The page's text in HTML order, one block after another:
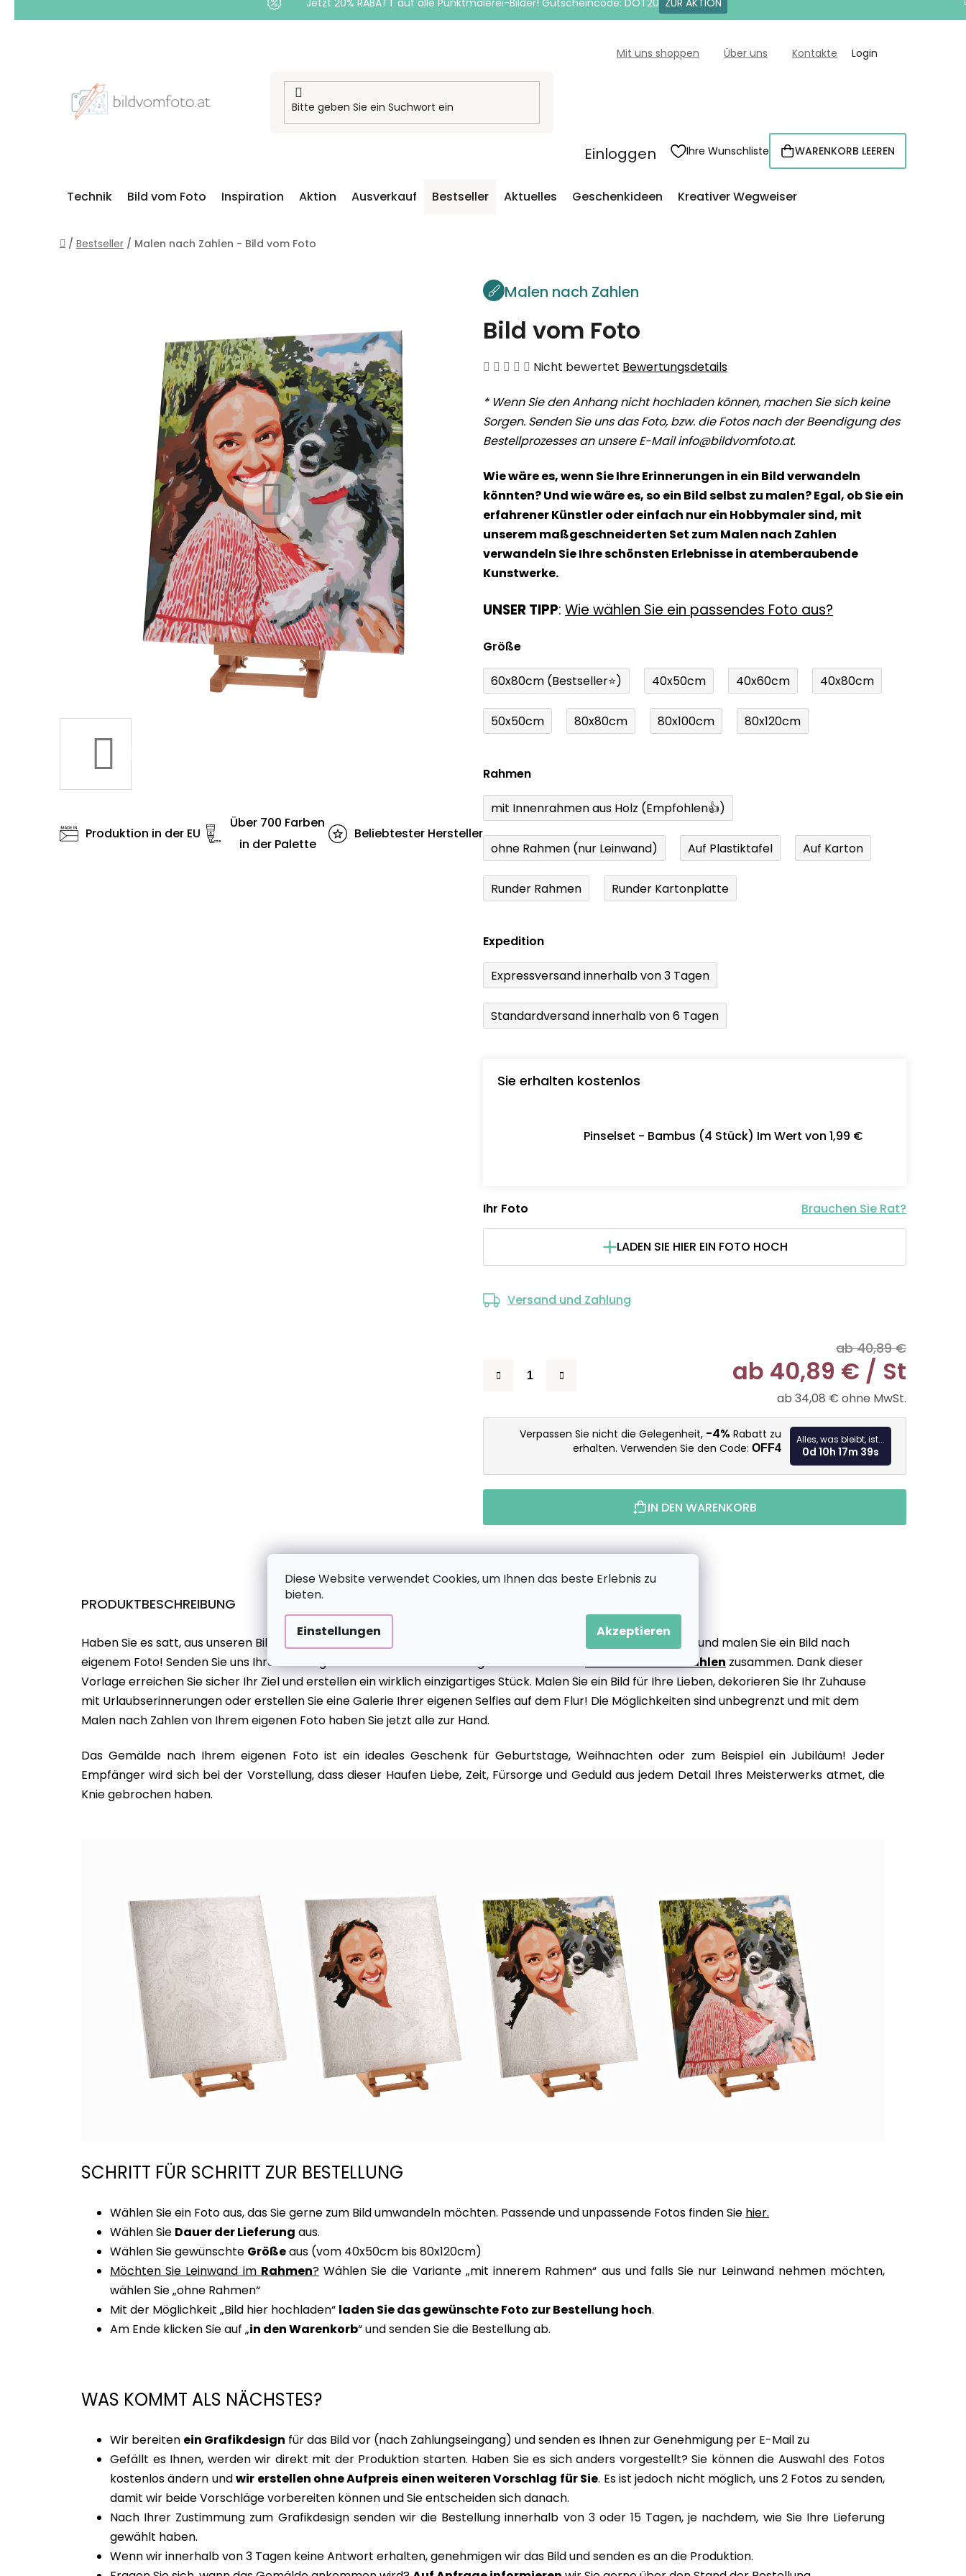
Diese Website verwendet Cookies, um Ihnen das beste Erlebnis zu
bieten.
Einstellungen Akzeptieren
Jetzt 20% RABATT auf alle Punktmalerei-Bilder! Gutscheincode: DOT20 ZUR AKTION
Mit uns shoppen Über uns Kontakte Login
Einloggen Ihre Wunschliste WARENKORB
WARENKORB LEEREN
Technik Bild vom Foto Inspiration Aktion Ausverkauf Bestseller Aktuelles Geschenkideen Kreativer Wegweiser
Startseite
/ Bestseller / Malen nach Zahlen - Bild vom Foto
Malen nach Zahlen
Bild vom Foto
Die
Produktbewertung
ist
0,0
5
Sternen.
Nicht bewertet Bewertungsdetails
* Wenn Sie den Anhang nicht hochladen können, machen Sie sich keine
Sorgen. Senden Sie uns das Foto, bzw. die Fotos nach der Beendigung des
Bestellprozesses an unsere E-Mail info@bildvomfoto.at.
Wie wäre es, wenn Sie Ihre Erinnerungen in ein Bild verwandeln
könnten? Und wie wäre es, so ein Bild selbst zu malen? Egal, ob Sie ein
erfahrener Künstler oder einfach nur ein Hobbymaler sind, mit
unserem maßgeschneiderten Set zum Malen nach Zahlen
verwandeln Sie Ihre schönsten Erlebnisse in atemberaubende
Kunstwerke.
UNSER TIPP: Wie wählen Sie ein passendes Foto aus?
Größe
60x80cm (Bestseller⭐) 40x50cm 40x60cm 40x80cm
50x50cm 80x80cm 80x100cm 80x120cm
Rahmen
mit Innenrahmen aus Holz (Empfohlen👍)
ohne Rahmen (nur Leinwand) Auf Plastiktafel Auf Karton
Runder Rahmen Runder Kartonplatte
Expedition
Expressversand innerhalb von 3 Tagen
Standardversand innerhalb von 6 Tagen
Sie erhalten kostenlos
Pinselset - Bambus (4 Stück) Im Wert von 1,99 €
Ihr Foto Brauchen Sie Rat?
LADEN SIE HIER EIN FOTO HOCH
Versand und Zahlung
ab 40,89 €
ab 40,89 € / St
ab 34,08 € ohne MwSt.
Verpassen Sie nicht die Gelegenheit, -4% Rabatt zu
erhalten. Verwenden Sie den Code: OFF4
Alles, was bleibt, ist...
0d 10h 17m 38s
IN DEN WARENKORB
Produktion in der EU
Über 700 Farben
in der Palette
Beliebtester Hersteller
PRODUKTBESCHREIBUNG
Haben Sie es satt, aus unseren Bildvorlagen zu wählen? Erstellen wir also ein Kunstwerk, das nur Ihnen gehört, und malen Sie ein Bild nach
eigenem Foto! Senden Sie uns Ihren Lieblingsfoto und wir stellen Ihre eigene Karte für dasAusmalen nach Zahlen zusammen. Dank dieser
Vorlage erreichen Sie sicher Ihr Ziel und erstellen ein wirklich einzigartiges Stück. Malen Sie ein Bild für Ihre Lieben, dekorieren Sie Ihr Zuhause
mit Urlaubserinnerungen oder erstellen Sie eine Galerie Ihrer eigenen Selfies auf dem Flur! Die Möglichkeiten sind unbegrenzt und mit dem
Malen nach Zahlen von Ihrem eigenen Foto haben Sie jetzt alle zur Hand.
Das Gemälde nach Ihrem eigenen Foto ist ein ideales Geschenk für Geburtstage, Weihnachten oder zum Beispiel ein Jubiläum! Jeder
Empfänger wird sich bei der Vorstellung, dass dieser Haufen Liebe, Zeit, Fürsorge und Geduld aus jedem Detail Ihres Meisterwerks atmet, die
Knie gebrochen haben.
SCHRITT FÜR SCHRITT ZUR BESTELLUNG
Wählen Sie ein Foto aus, das Sie gerne zum Bild umwandeln möchten. Passende und unpassende Fotos finden Sie hier.
Wählen Sie Dauer der Lieferung aus.
Wählen Sie gewünschte Größeaus (vom 40x50cm bis 80x120cm)
Möchten Sie Leinwand im Rahmen?Wählen Sie die Variante „mit innerem Rahmen“ aus und falls Sie nur Leinwand nehmen möchten,
wählen Sie „ohne Rahmen“
Mit der Möglichkeit „Bild hier hochladen“ laden Sie das gewünschte Foto zur Bestellung hoch.
Am Ende klicken Sie auf „in den Warenkorb“ und senden Sie die Bestellung ab.
WAS KOMMT ALS NÄCHSTES?
Wir bereiten ein Grafikdesign für das Bild vor (nach Zahlungseingang) und senden es Ihnen zur Genehmigung per E-Mail zu
Gefällt es Ihnen, werden wir direkt mit der Produktion starten. Haben Sie es sich anders vorgestellt? Sie können die Auswahl des Fotos
kostenlos ändern undwir erstellen ohne Aufpreis einen weiteren Vorschlag für Sie. Es ist jedoch nicht möglich, uns 2 Fotos zu senden,
damit wir beide Vorschläge vorbereiten können und Sie entscheiden sich danach.
Nach Ihrer Zustimmung zum Grafikdesign senden wir die Bestellung innerhalb von 3 oder 15 Tagen, je nachdem, wie Sie Ihre Lieferung
gewählt haben.
Wenn wir innerhalb von 3 Tagen keine Antwort erhalten, genehmigen wir das Bild und senden es an die Produktion.